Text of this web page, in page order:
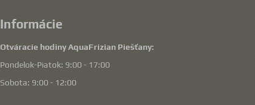
Informácie
Otváracie hodiny AquaFrizian Piešťany:
Pondelok-Piatok: 9:00 - 17:00
Sobota: 9:00 - 12:00